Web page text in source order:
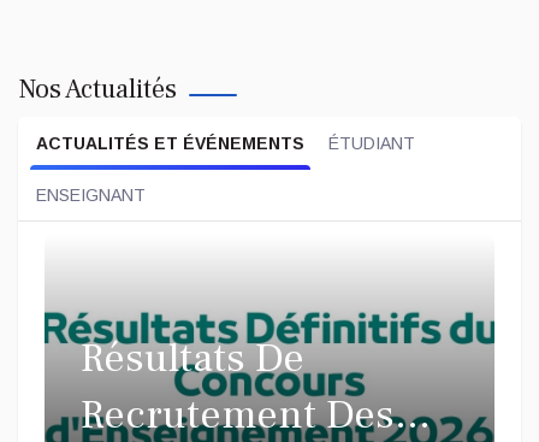
Nos Actualités
ACTUALITÉS ET ÉVÉNEMENTS ÉTUDIANT
ENSEIGNANT
Résultats De
Recrutement Des